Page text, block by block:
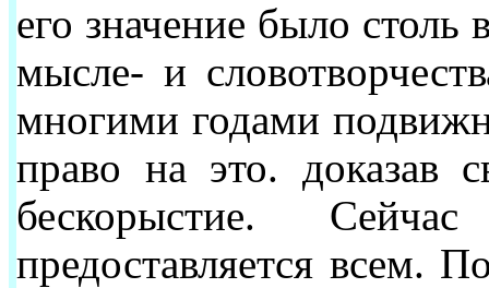
его значение было
мысле- и
многими годами
право на это. доказав
бескорыстие.
предоставляется всем.